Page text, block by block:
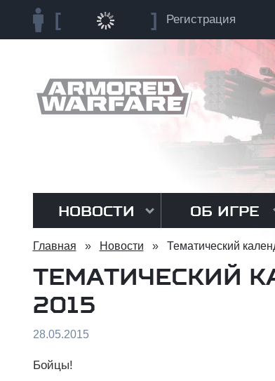
Регистрация
НОВОСТИ ОБ ИГРЕ
Главная » Новости » Тематический
ТЕМАТИЧЕСКИЙ
2015
28.05.2015
Бойцы!